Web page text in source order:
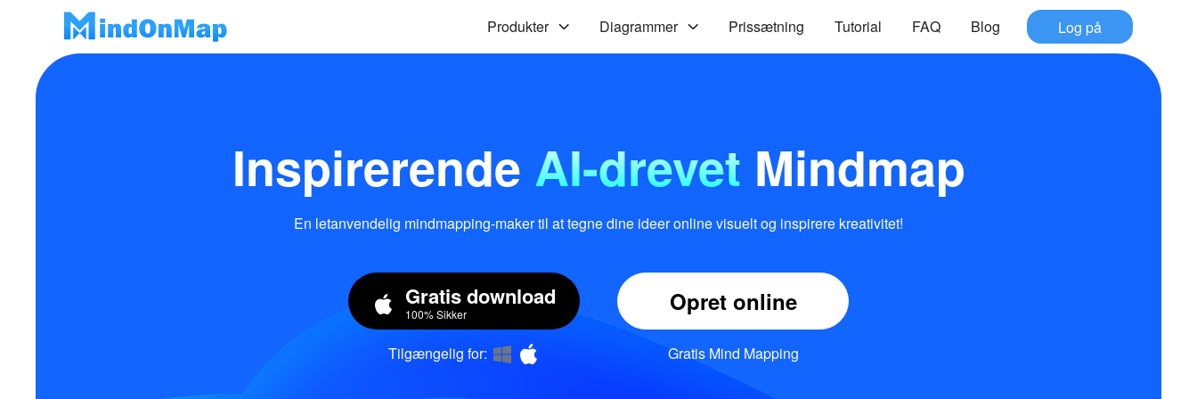
Produkter Diagrammer Prissætning Tutorial FAQ Blog Log på
Inspirerende AI-drevet Mindmap
En letanvendelig mindmapping-maker til at tegne dine ideer online visuelt og inspirere kreativitet!
Gratis download
100% Sikker
Tilgængelig for:
Opret online
Gratis Mind Mapping